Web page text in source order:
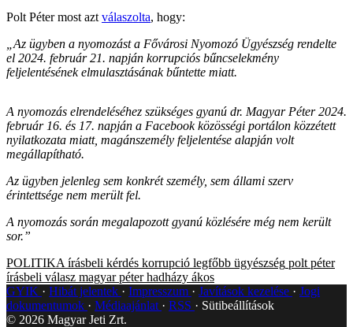
Polt Péter most azt válaszolta, hogy:
„Az ügyben a nyomozást a Fővárosi Nyomozó Ügyészség rendelte
el 2024. február 21. napján korrupciós bűncselekmény
feljelentésének elmulasztásának bűntette miatt.
A nyomozás elrendeléséhez szükséges gyanú dr. Magyar Péter 2024.
február 16. és 17. napján a Facebook közösségi portálon közzétett
nyilatkozata miatt, magánszemély feljelentése alapján volt
megállapítható.
Az ügyben jelenleg sem konkrét személy, sem állami szerv
érintettsége nem merült fel.
A nyomozás során megalapozott gyanú közlésére még nem került
sor.”
POLITIKA írásbeli kérdés korrupció legfőbb ügyészség polt péter
írásbeli válasz magyar péter hadházy ákos
GYIK
Hibát jelentek Impresszum Javítások kezelése
Jogi
dokumentumok
Médiaajánlat RSS
Sütibeállítások
© 2026 Magyar Jeti Zrt.